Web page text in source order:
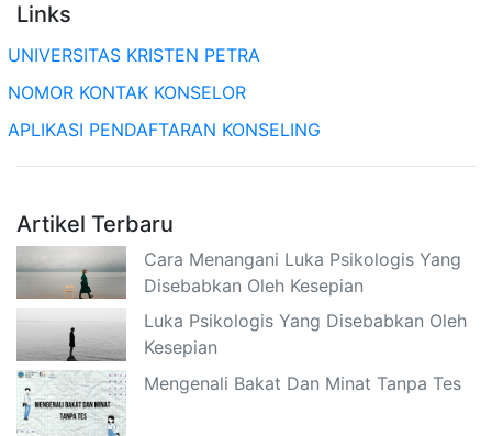
Links
UNIVERSITAS KRISTEN PETRA
NOMOR KONTAK KONSELOR
APLIKASI PENDAFTARAN KONSELING
Artikel Terbaru
Cara Menangani Luka Psikologis Yang
Disebabkan Oleh Kesepian
Luka Psikologis Yang Disebabkan Oleh
Kesepian
Mengenali Bakat Dan Minat Tanpa Tes